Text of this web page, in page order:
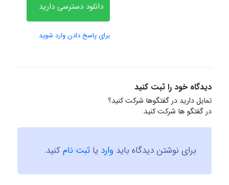
دانلود دسترسی دارید
برای پاسخ دادن وارد شوید
دیدگاه خود را ثبت کنید
تمایل دارید در گفتگوها شرکت کنید؟
در گفتگو ها شرکت کنید.
برای نوشتن دیدگاه باید وارد یا ثبت نامکنید.